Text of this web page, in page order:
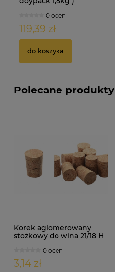
0 ocen
119,39 zł
do koszyka
Polecane produkty
Korek aglomerowany
stożkowy do wina 21/18 H
0 ocen
3,14 zł